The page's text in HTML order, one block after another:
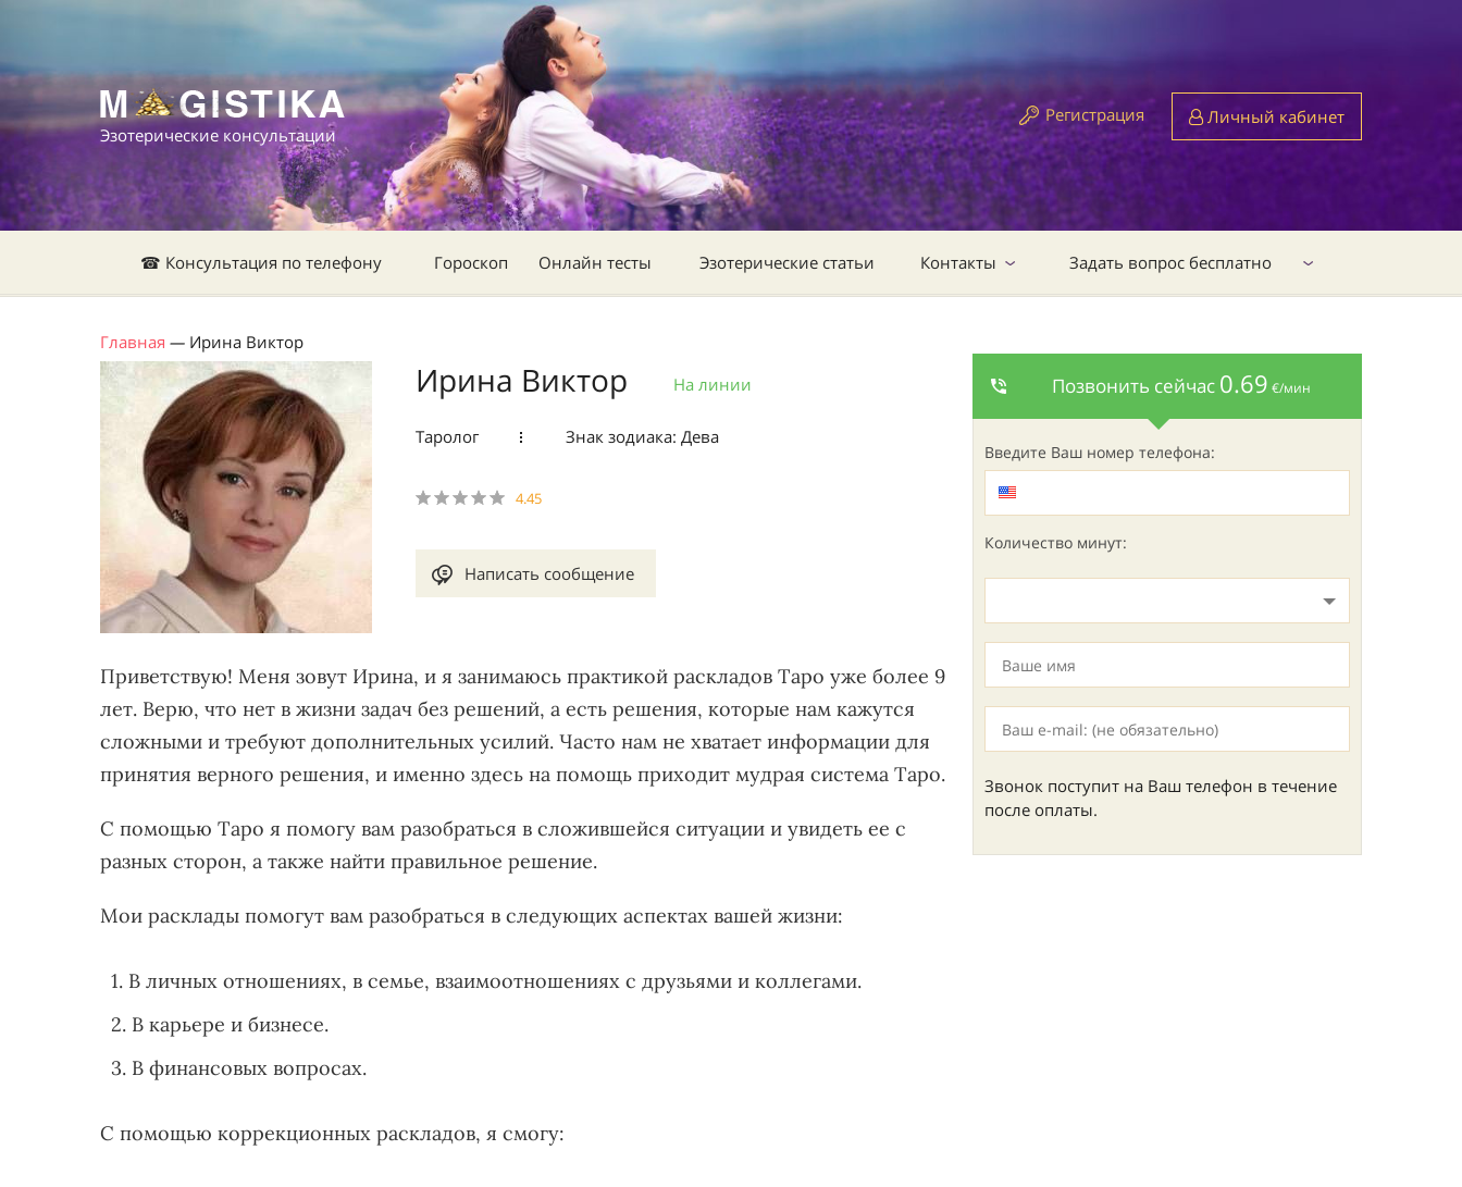
Эзотерические консультации
Регистрация Личный кабинет
☎ Консультация по телефону Гороскоп Онлайн тесты Эзотерические статьи Контакты Задать вопрос бесплатно
Главная — Ирина Виктор
Ирина Виктор На линии
Таролог Знак зодиака: Дева
4.45
Написать сообщение
Приветствую! Меня зовут Ирина, и я занимаюсь практикой раскладов Таро уже более 9
лет. Верю, что нет в жизни задач без решений, а есть решения, которые нам кажутся
сложными и требуют дополнительных усилий. Часто нам не хватает информации для
принятия верного решения, и именно здесь на помощь приходит мудрая система Таро.
С помощью Таро я помогу вам разобраться в сложившейся ситуации и увидеть ее с
разных сторон, а также найти правильное решение.
Мои расклады помогут вам разобраться в следующих аспектах вашей жизни:
В личных отношениях, в семье, взаимоотношениях с друзьями и коллегами.
В карьере и бизнесе.
В финансовых вопросах.
С помощью коррекционных раскладов, я смогу:
Позвонить сейчас 0.69 €/мин
Введите Ваш номер телефона:
Количество минут:
Звонок поступит на Ваш телефон в течение
после оплаты.